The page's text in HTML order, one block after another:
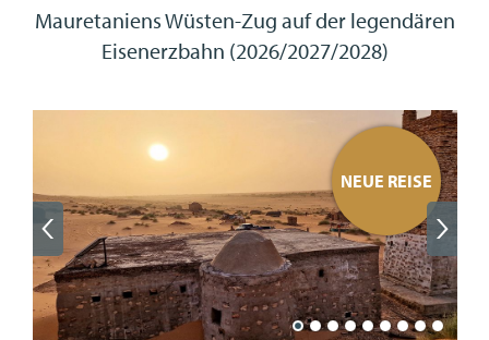
Mauretaniens Wüsten-Zug auf der legendären
Eisenerzbahn (2026/2027/2028)
NEUE REISE